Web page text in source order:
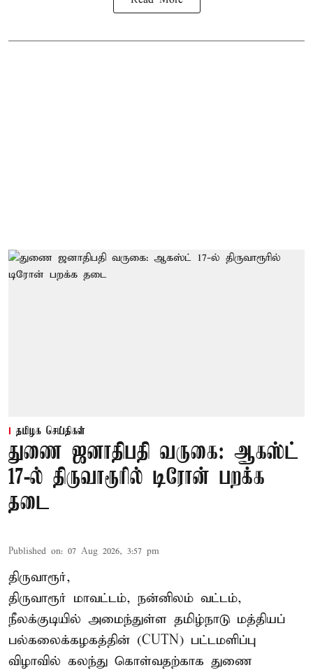
தமிழக செய்திகள்
துணை ஜனாதிபதி வருகை: ஆகஸ்ட்
17-ல் திருவாரூரில் டிரோன் பறக்க
தடை
Published on: 07 Aug 2026, 3:57 pm
திருவாரூர்,
திருவாரூர் மாவட்டம், நன்னிலம் வட்டம்,
நீலக்குடியில் அமைந்துள்ள தமிழ்நாடு மத்தியப்
பல்கலைக்கழகத்தின் (CUTN) பட்டமளிப்பு
விழாவில் கலந்து கொள்வதற்காக துணை